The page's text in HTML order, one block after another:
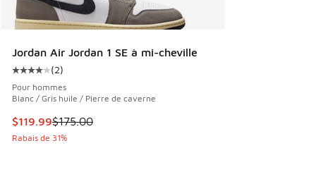
Jordan Air Jordan 1 SE à mi-cheville
Cote moyenne du client - [4 sur 5 étoiles], 2 commentaires
(2)
Pour hommes
Blanc / Gris huile / Pierre de caverne
Cet article est en solde. Le prix est passé de $175.00 à
$119.99$175.00
Rabais de 31%